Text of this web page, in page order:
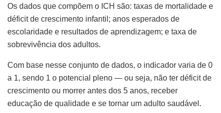
Os dados que compõem o ICH são: taxas de mortalidade e
déficit de crescimento infantil; anos esperados de
escolaridade e resultados de aprendizagem; e taxa de
sobrevivência dos adultos.
Com base nesse conjunto de dados, o indicador varia de 0
a 1, sendo 1 o potencial pleno — ou seja, não ter déficit de
crescimento ou morrer antes dos 5 anos, receber
educação de qualidade e se tornar um adulto saudável.